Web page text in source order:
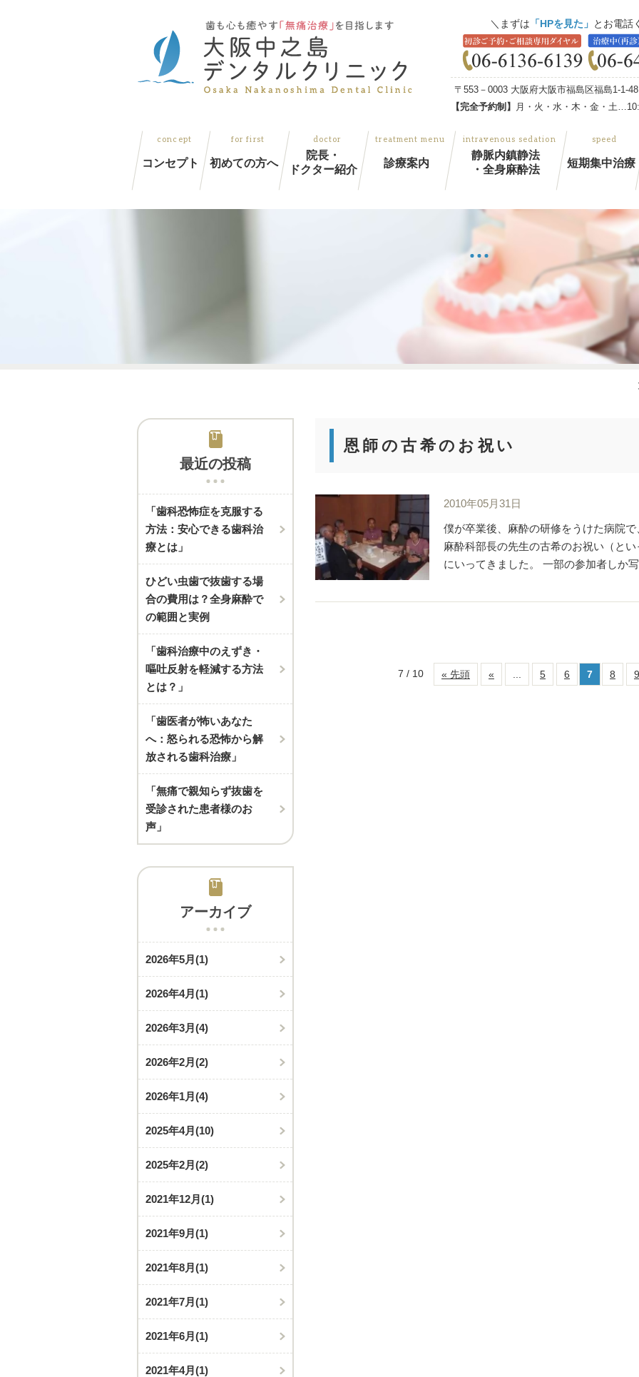
まずは 「HPを見た」 とお電話
〒553－0003 大阪府大阪市福島区福島1-1-
【完全予約制】
月・火・水・木・金・土
コンセプト 初めての方へ
院長・
ドクター紹介
診療案内
静脈内鎮静法
・全身麻酔法
短期集中治療
恩師の古希のお祝い
2010年05月31日
僕が卒業後、麻酔の研修をうけた病院
麻酔科部長の先生の古希のお祝い（と
にいってきました。 一部の参加者しか
7 / 10 « 先頭 « 5 6 7 8 9
最近の投稿
「歯科恐怖症を克服する
方法：安心できる歯科治
療とは」
ひどい虫歯で抜歯する場
合の費用は？全身麻酔で
の範囲と実例
「歯科治療中のえずき・
嘔吐反射を軽減する方法
とは？」
「歯医者が怖いあなた
へ：怒られる恐怖から解
放される歯科治療」
「無痛で親知らず抜歯を
受診された患者様のお
声」
アーカイブ
2026年5月 (1)
2026年4月 (1)
2026年3月 (4)
2026年2月 (2)
2026年1月 (4)
2025年4月 (10)
2025年2月 (2)
2021年12月 (1)
2021年9月 (1)
2021年8月 (1)
2021年7月 (1)
2021年6月 (1)
2021年4月 (1)